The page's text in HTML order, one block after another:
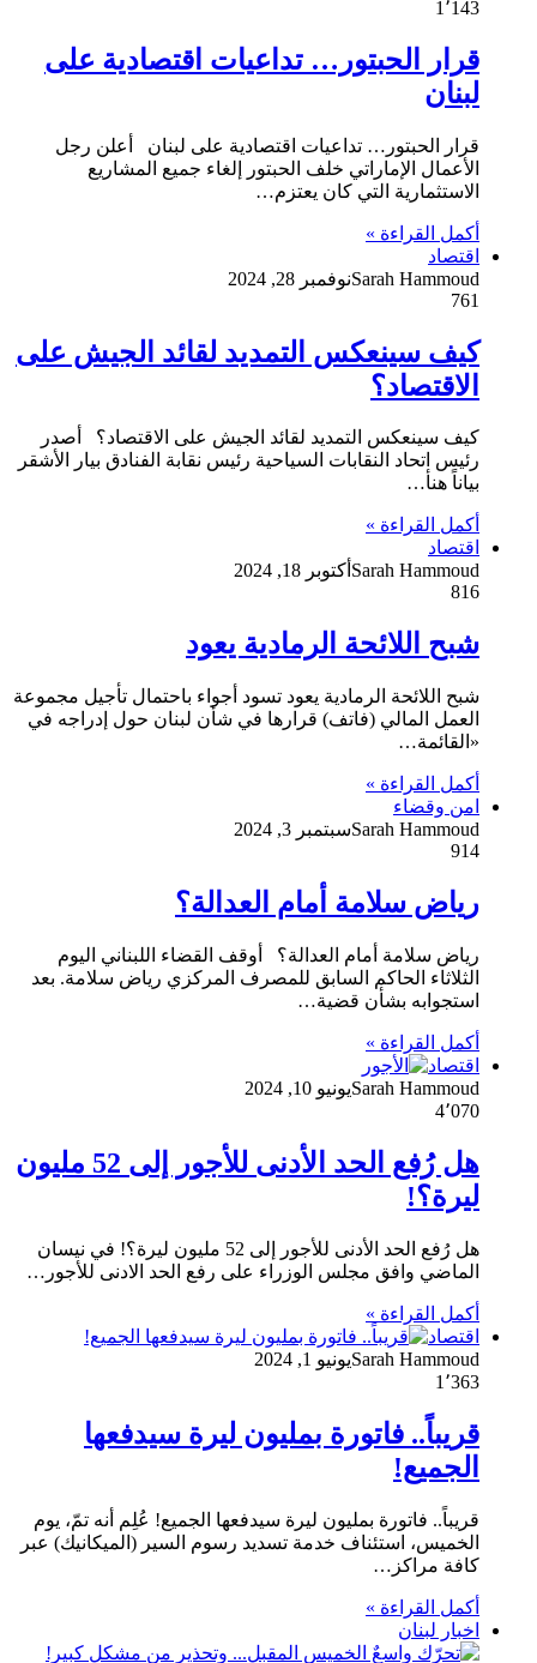
1٬143
قرار الحبتور… تداعيات اقتصادية على
لبنان
قرار الحبتور… تداعيات اقتصادية على لبنان أعلن رجل
الأعمال الإماراتي خلف الحبتور إلغاء جميع المشاريع
الاستثمارية التي كان يعتزم…
أكمل القراءة »
اقتصاد
Sarah Hammoudنوفمبر 28, 2024
761
كيف سينعكس التمديد لقائد الجيش على
الاقتصاد؟
كيف سينعكس التمديد لقائد الجيش على الاقتصاد؟ أصدر
رئيس اتحاد النقابات السياحية رئيس نقابة الفنادق بيار الأشقر
بياناً هنأ…
أكمل القراءة »
اقتصاد
Sarah Hammoud أكتوبر 18, 2024
816
شبح اللائحة الرمادية يعود
شبح اللائحة الرمادية يعود تسود أجواء باحتمال تأجيل مجموعة
العمل المالي (فاتف) قرارها في شأن لبنان حول إدراجه في
«القائمة…
أكمل القراءة »
امن وقضاء
Sarah Hammoudسبتمبر 3, 2024
914
رياض سلامة أمام العدالة؟
رياض سلامة أمام العدالة؟ أوقف القضاء اللبناني اليوم
الثلاثاء الحاكم السابق للمصرف المركزي رياض سلامة. بعد
استجوابه بشأن قضية…
أكمل القراءة »
اقتصاد
Sarah Hammoudيونيو 10, 2024
4٬070
هل رُفع الحد الأدنى للأجور إلى 52 مليون
ليرة؟!
هل رُفع الحد الأدنى للأجور إلى 52 مليون ليرة؟! في نيسان
الماضي وافق مجلس الوزراء على رفع الحد الادنى للأجور…
أكمل القراءة »
اقتصاد
Sarah Hammoudيونيو 1, 2024
1٬363
قريباً.. فاتورة بمليون ليرة سيدفعها
الجميع!
قريباً.. فاتورة بمليون ليرة سيدفعها الجميع! عُلِم أنه تمّ، يوم
الخميس، استئناف خدمة تسديد رسوم السير (الميكانيك) عبر
كافة مراكز…
أكمل القراءة »
اخبار لبنان